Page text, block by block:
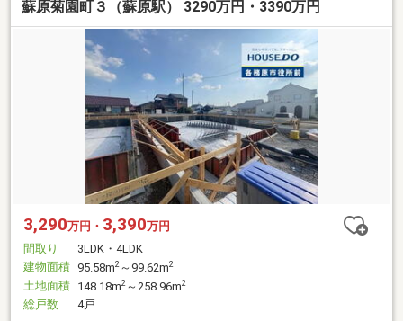
蘇原菊園町３（蘇原駅） 3290万円・3390万円
3,290万円・ 3,390万円
間取り
3LDK・4LDK
建物面積 95.58m2 ～99.62m2
土地面積 148.18m2 ～258.96m2
総戸数
4戸